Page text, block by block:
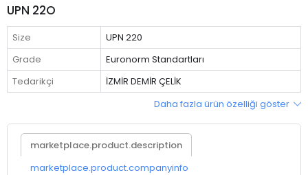
UPN 22O
Size
UPN 220
Grade
Euronorm Standartları
Tedarikçi
İZMİR DEMİR ÇELİK
Daha fazla ürün özelliği göster
marketplace.product.description
marketplace.product.companyinfo